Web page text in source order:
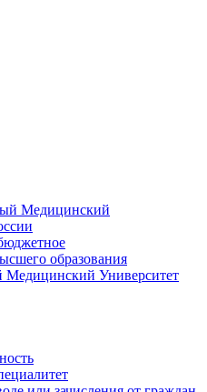
образования
Медицинский Университет